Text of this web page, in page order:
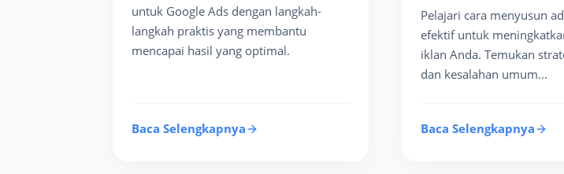
untuk Google Ads dengan langkah-
langkah praktis yang membantu
mencapai hasil yang optimal.
Baca Selengkapnya
Pelajari cara menyusun
efektif untuk
iklan Anda. Temukan
dan kesalahan umum...
Baca Selengkapnya